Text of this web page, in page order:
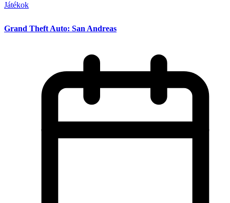
Játékok
Grand Theft Auto: San Andreas